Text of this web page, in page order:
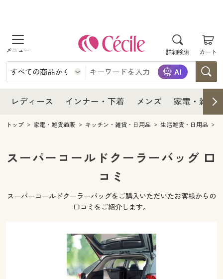
詳細検索 カート
商品を探す
レディース
レディースファッション
女性下着
インナー・下着
インナー・下着通販すべて
女性下着
ジュニア・ティーンズ下着
メンズ
メンズ通販すべて
家電・雑貨
キッチン・雑貨・日用品
寝具・インテリア・家具
寝具・インテリア・家具通販すべて
美容・健康通販すべて
美容・健康・サプリメント
制服・スクール
制服・スクールすべて
レディース インナー・下着 メンズ 家電・雑貨
レディース
レディース通販すべて
レディースファッション
インナー・下着
インナー・下着通販すべて
メンズ
キッチン・雑貨・日用品
寝具・インテリア・家具通販すべて
家具・収納
カーテン・ラグ・ファブリック
美容・健康通販すべて
制服・スクール
大きいサイズ通販すべて
トップ 家電・雑貨通販 キッチン・雑貨・日用品 生活雑貨・日用品
スーパーコールドクーラーバッグ 口
コミ
スーパーコールドクーラーバッグをご購入いただいたお客様からの
口コミをご紹介します。